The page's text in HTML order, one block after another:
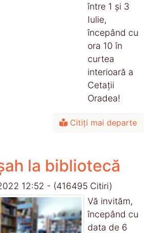
între 1 şi 3
Iulie,
începând cu
ora 10 în
curtea
interioară a
Cetaţii
Oradea!
Citiți mai departe
la bibliotecă
12:52 - (416495 Citiri)
Vă invităm,
începând cu
data de 6